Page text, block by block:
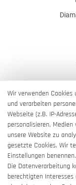
Wir verwenden Cookies
und verarbeiten
Webseite (z.B. IP-
personalisieren,
unsere Website zu
gesetzte Cookies. Wir
Einstellungen benennen.
Die Datenverarbeitung
berechtigten